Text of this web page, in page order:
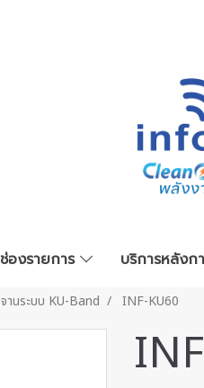
ช่องรายการ บริการหลัง
จานระบบ KU-Band INF-KU60